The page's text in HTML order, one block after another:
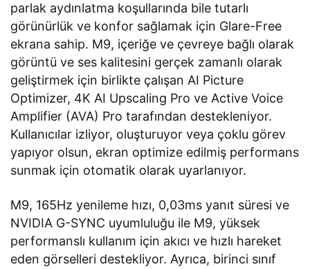
parlak aydınlatma koşullarında bile tutarlı
görünürlük ve konfor sağlamak için Glare-Free
ekrana sahip. M9, içeriğe ve çevreye bağlı olarak
görüntü ve ses kalitesini gerçek zamanlı olarak
geliştirmek için birlikte çalışan AI Picture
Optimizer, 4K AI Upscaling Pro ve Active Voice
Amplifier (AVA) Pro tarafından destekleniyor.
Kullanıcılar izliyor, oluşturuyor veya çoklu görev
yapıyor olsun, ekran optimize edilmiş performans
sunmak için otomatik olarak uyarlanıyor.
M9, 165Hz yenileme hızı, 0,03ms yanıt süresi ve
NVIDIA G-SYNC uyumluluğu ile M9, yüksek
performanslı kullanım için akıcı ve hızlı hareket
eden görselleri destekliyor. Ayrıca, birinci sınıf